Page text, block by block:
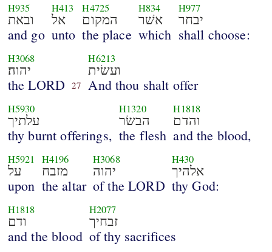
H935
ובאת
and go
H413
אל
unto
H4725
המקום
the place
H834
אשׁר
which
H977
יבחר
shall choose:
H3068
יהוה׃
the LORD 27
H6213
ועשׂית
And thou shalt offer
H5930
עלתיך
thy burnt offerings,
H1320
הבשׂר
the flesh
H1818
והדם
and the blood,
H5921
על
upon
H4196
מזבח
the altar
H3068
יהוה
of the LORD
H430
אלהיך
thy God:
H1818
ודם
and the blood
H2077
זבחיך
of thy sacrifices